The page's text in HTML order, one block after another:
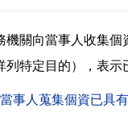
機關向當事人收集
列特定目的），表
事人蒐集個資已具